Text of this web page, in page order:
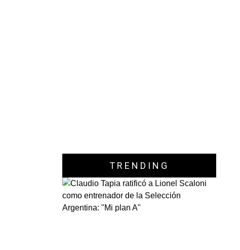
TRENDING